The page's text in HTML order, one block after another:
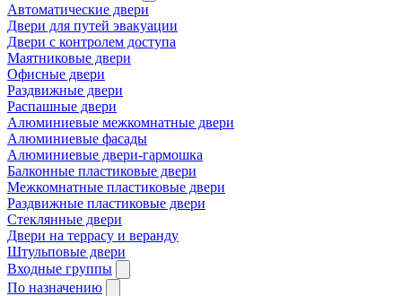
Автоматические двери
Двери для путей эвакуации
Двери с контролем доступа
Маятниковые двери
Офисные двери
Раздвижные двери
Распашные двери
Алюминиевые межкомнатные двери
Алюминиевые фасады
Алюминиевые двери-гармошка
Балконные пластиковые двери
Межкомнатные пластиковые двери
Раздвижные пластиковые двери
Стеклянные двери
Двери на террасу и веранду
Штульповые двери
Входные группы
По назначению